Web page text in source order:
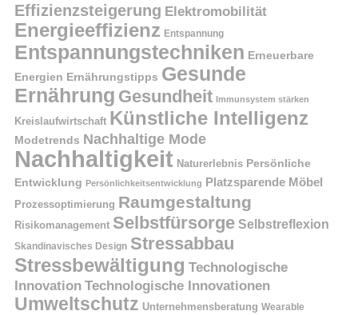
Effizienzsteigerung Elektromobilität
Energieeffizienz Entspannung
Entspannungstechniken Erneuerbare
Energien Ernährungstipps Gesunde
Ernährung Gesundheit Immunsystem stärken
Kreislaufwirtschaft Künstliche Intelligenz
Modetrends Nachhaltige Mode
Nachhaltigkeit Naturerlebnis Persönliche
Entwicklung Persönlichkeitsentwicklung Platzsparende Möbel
Prozessoptimierung Raumgestaltung
Risikomanagement Selbstfürsorge Selbstreflexion
Skandinavisches Design Stressabbau
Stressbewältigung Technologische
Innovation Technologische Innovationen
Umweltschutz Unternehmensberatung Wearable